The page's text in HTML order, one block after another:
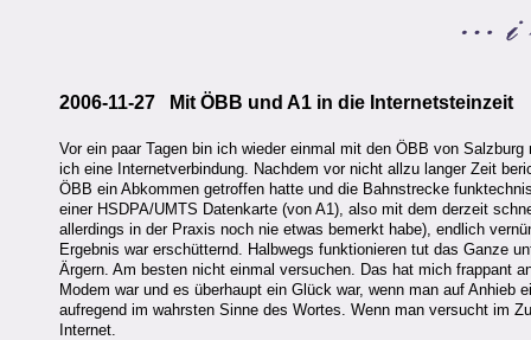
2006-11-27 Mit ÖBB und A1 in die Internetsteinzeit
Vor ein paar Tagen bin ich wieder einmal mit den ÖBB von
ich eine Internetverbindung. Nachdem vor nicht allzu langer Zeit
ÖBB ein Abkommen getroffen hatte und die Bahnstrecke
einer HSDPA/UMTS Datenkarte (von A1), also mit dem derzeit
allerdings in der Praxis noch nie etwas bemerkt habe), endlich
Ergebnis war erschütternd. Halbwegs funktionieren tut das Ganze
Ärgern. Am besten nicht einmal versuchen. Das hat mich frappant
Modem war und es überhaupt ein Glück war, wenn man auf
aufregend im wahrsten Sinne des Wortes. Wenn man versucht im
Internet.